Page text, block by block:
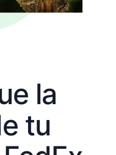
la
tu